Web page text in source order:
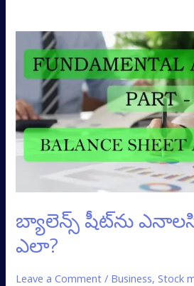
బ్యాలెన్స్ షీట్‌ను‌
ఎలా?
Leave a Comment / Business,Stock
బ్యాలెన్స్
షీట్‌ను‌
ఎనాలసిస్
చేయడం
ఎలా?